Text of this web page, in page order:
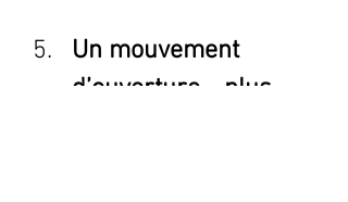
Un mouvement
d’ouverture… plus